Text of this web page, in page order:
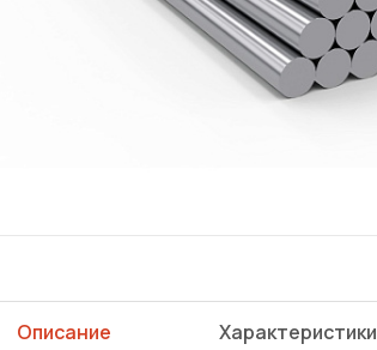
Описание Характеристики